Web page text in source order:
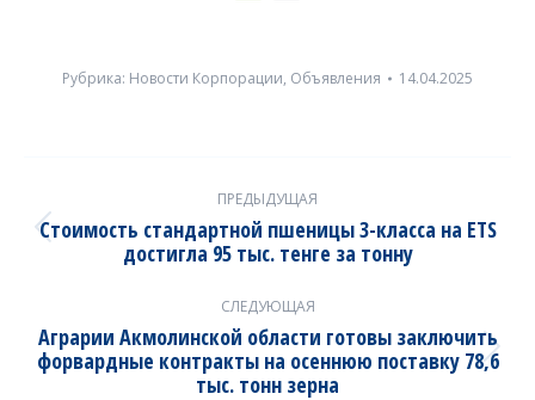
Рубрика: Новости Корпорации, Объявления 14.04.2025
navigation
ПРЕДЫДУЩАЯ
Previous
post:
Стоимость стандартной пшеницы 3-класса на ETS
достигла 95 тыс. тенге за тонну
СЛЕДУЮЩАЯ
Next
post:
Аграрии Акмолинской области готовы заключить
форвардные контракты на осеннюю поставку 78,6
тыс. тонн зерна